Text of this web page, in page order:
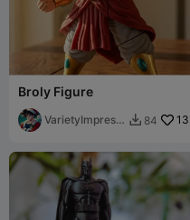
Broly Figure
VarietyImpressi  84 13